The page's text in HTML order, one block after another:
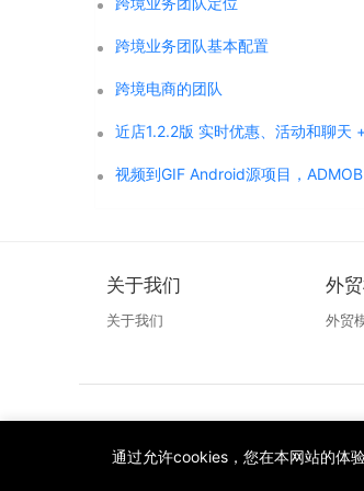
跨境业务团队基本配置
跨境电商的团队
视频到GIF Android源项目，
关于我们
关于我们
外
外贸
通过允许cookies，您在本网站的体